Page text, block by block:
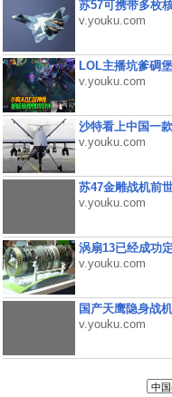
苏57可携带多枚
v.youku.com
LOL主播坑爹碉
v.youku.com
沙特看上中国一
v.youku.com
苏47金雕战机前
v.youku.com
涡扇13已经成功
v.youku.com
国产天鹰隐身战
v.youku.com